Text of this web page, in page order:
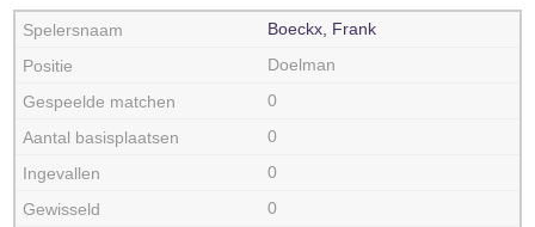
Boeckx, Frank
Doelman
0
0
0
0